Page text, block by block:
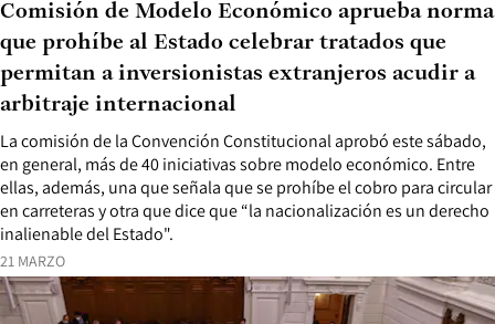
21 MARZO
La comisión de la Convención Constitucional aprobó este sábado,
en general, más de 40 iniciativas sobre modelo económico. Entre
ellas, además, una que señala que se prohíbe el cobro para circular
en carreteras y otra que dice que “la nacionalización es un derecho
inalienable del Estado".
Comisión de Modelo Económico aprueba norma
que prohíbe al Estado celebrar tratados que
permitan a inversionistas extranjeros acudir a
arbitraje internacional